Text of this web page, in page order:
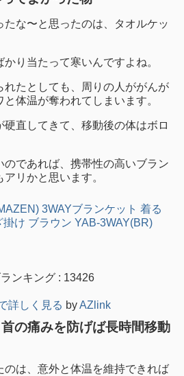
な〜と思ったのは、タオルケッ
り当たって寒いんですよね。
れたとしても、周りの人ががんが
体温が奪われてしまいます。
直してきて、移動後の体はボロ
のであれば、携帯性の高いブラン
リかと思います。
3WAYブランケット 着る
掛け ブラウン YAB-3WAY(BR)
ンキング : 13426
詳しく見る byAZlink
の痛みを防げば長時間移動
のは、意外と体温を維持できれば